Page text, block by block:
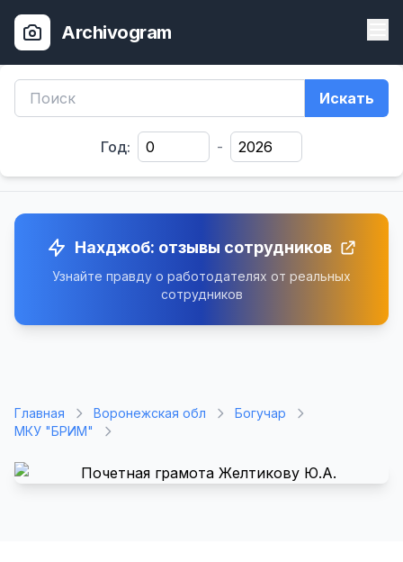
Archivogram
Искать
Год: -
Нахджоб: отзывы сотрудников
Узнайте правду о работодателях от реальных
сотрудников
Главная Воронежская обл
Богучар
МКУ "БРИМ"